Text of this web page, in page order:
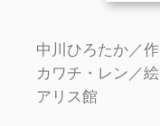
中川ひろたか／作
カワチ・レン／絵
アリス館